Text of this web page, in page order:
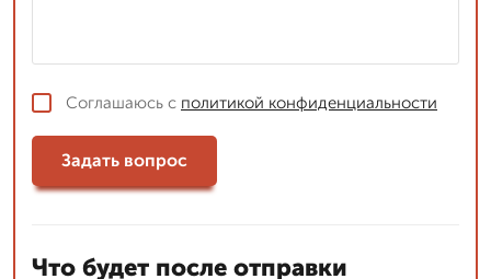
Соглашаюсь с политикой конфиденциальности
Задать вопрос
Что будет после отправки